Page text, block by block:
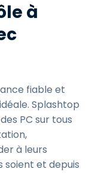
à
fiable et
Splashtop
PC sur tous
à leurs
soient et depuis